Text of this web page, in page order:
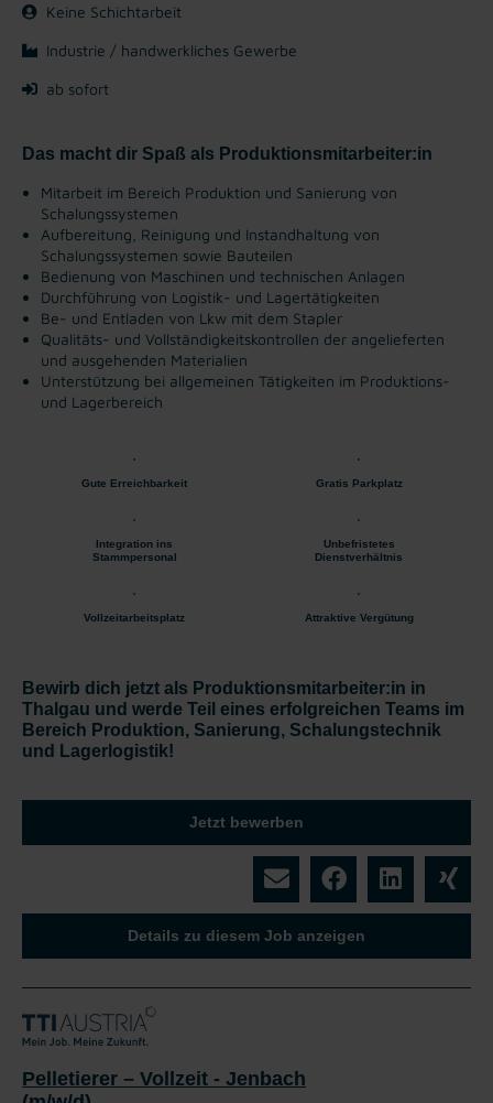
Keine Schichtarbeit
Industrie / handwerkliches Gewerbe
ab sofort
Das macht dir Spaß als Produktionsmitarbeiter:in
Mitarbeit im Bereich Produktion und Sanierung von
Schalungssystemen
Aufbereitung, Reinigung und Instandhaltung von
Schalungssystemen sowie Bauteilen
Bedienung von Maschinen und technischen Anlagen
Durchführung von Logistik- und Lagertätigkeiten
Be- und Entladen von Lkw mit dem Stapler
Qualitäts- und Vollständigkeitskontrollen der angelieferten
und ausgehenden Materialien
Unterstützung bei allgemeinen Tätigkeiten im Produktions-
und Lagerbereich
Gute Erreichbarkeit Gratis Parkplatz
Integration ins
Stammpersonal
Unbefristetes
Dienstverhältnis
Vollzeitarbeitsplatz Attraktive Vergütung
Bewirb dich jetzt als Produktionsmitarbeiter:in in
Thalgau und werde Teil eines erfolgreichen Teams im
Bereich Produktion, Sanierung, Schalungstechnik
und Lagerlogistik!
Jetzt bewerben
Details zu diesem Job anzeigen
Pelletierer – Vollzeit - Jenbach